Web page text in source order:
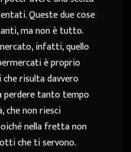
Queste due cose
ma non è tutto.
infatti, quello
è proprio
risulta davvero
perdere tanto tempo
che non riesci
nella fretta non
che ti servono.